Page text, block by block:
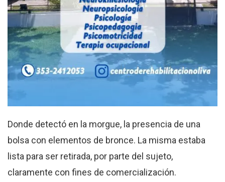
Donde detectó en la morgue, la presencia de una
bolsa con elementos de bronce. La misma estaba
lista para ser retirada, por parte del sujeto,
claramente con fines de comercialización.